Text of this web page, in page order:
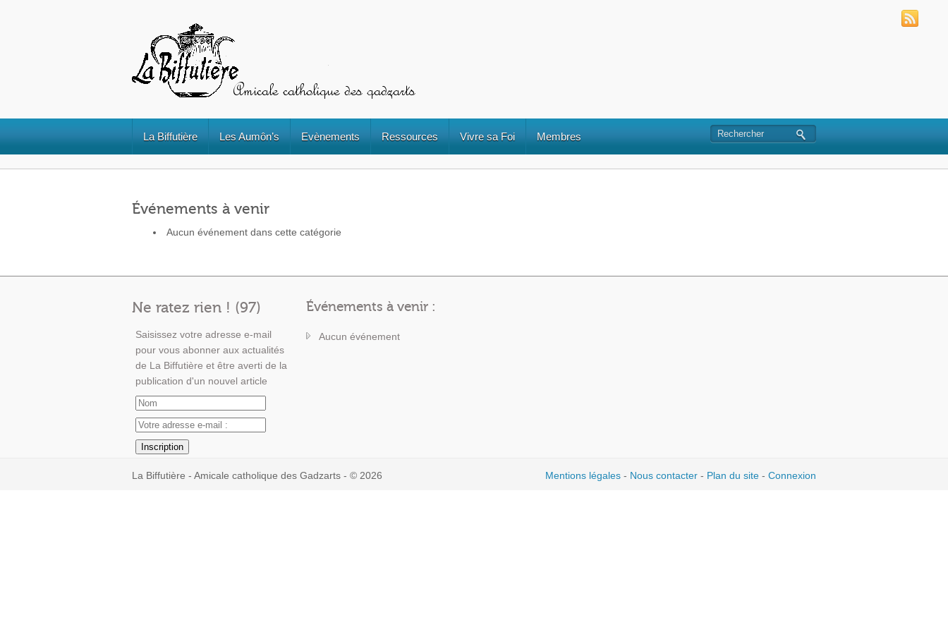
La Biffutière Les Aumôn’s Evènements Ressources Vivre sa Foi Membres
Événements à venir
Aucun événement dans cette catégorie
Ne ratez rien ! (97)
Saisissez votre adresse e-mail
pour vous abonner aux actualités
de La Biffutière et être averti de la
publication d'un nouvel article
Événements à venir :
Aucun événement
La Biffutière - Amicale catholique des Gadzarts - © 2026 Mentions légales - Nous contacter - Plan du site -Connexion